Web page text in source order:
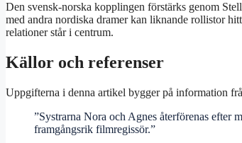
Den svensk-norska kopplingen förstärks genom
med andra nordiska dramer kan liknande rollistor
relationer står i centrum.
Källor och referenser
Uppgifterna i denna artikel bygger på information
”Systrarna Nora och Agnes återförenas efter
framgångsrik filmregissör.”